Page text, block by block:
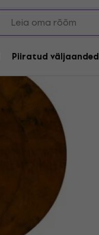
Piiratud väljaanded